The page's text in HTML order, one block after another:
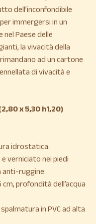
dell’inconfondibile
immergersi in un
nel Paese delle
la vivacità della
ad un cartone
di vivacità e
x 5,30 h1,20)
idrostatica.
verniciato nei piedi
anti-ruggine.
profondità dell’acqua
in PVC ad alta